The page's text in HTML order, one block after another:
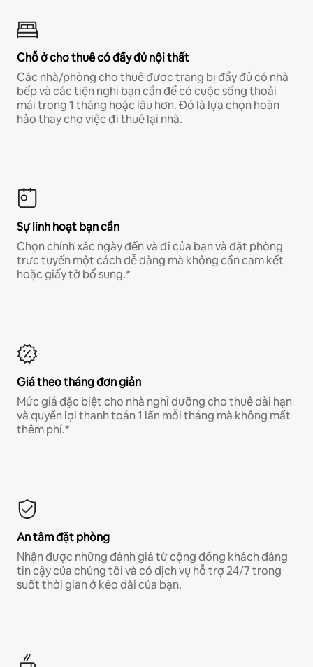
Chỗ ở cho thuê có đầy đủ nội thất
Các nhà/phòng cho thuê được trang bị đầy đủ có nhà
bếp và các tiện nghi bạn cần để có cuộc sống thoải
mái trong 1 tháng hoặc lâu hơn. Đó là lựa chọn hoàn
hảo thay cho việc đi thuê lại nhà.
Sự linh hoạt bạn cần
Chọn chính xác ngày đến và đi của bạn và đặt phòng
trực tuyến một cách dễ dàng mà không cần cam kết
hoặc giấy tờ bổ sung.*
Giá theo tháng đơn giản
Mức giá đặc biệt cho nhà nghỉ dưỡng cho thuê dài hạn
và quyền lợi thanh toán 1 lần mỗi tháng mà không mất
thêm phí.*
An tâm đặt phòng
Nhận được những đánh giá từ cộng đồng khách đáng
tin cậy của chúng tôi và có dịch vụ hỗ trợ 24/7 trong
suốt thời gian ở kéo dài của bạn.